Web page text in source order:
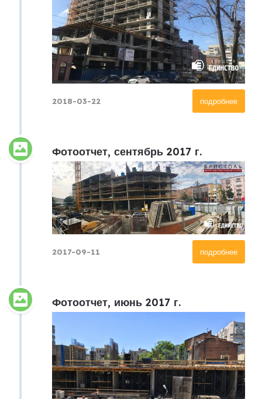
подробнее
2018-03-22
Фотоотчет, сентябрь 2017 г.
подробнее
2017-09-11
Фотоотчет, июнь 2017 г.